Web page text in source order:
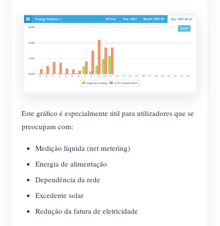
Este gráfico é especialmente útil para utilizadores que se
preocupam com:
Medição líquida (net metering)
Energia de alimentação
Dependência da rede
Excedente solar
Redução da fatura de eletricidade